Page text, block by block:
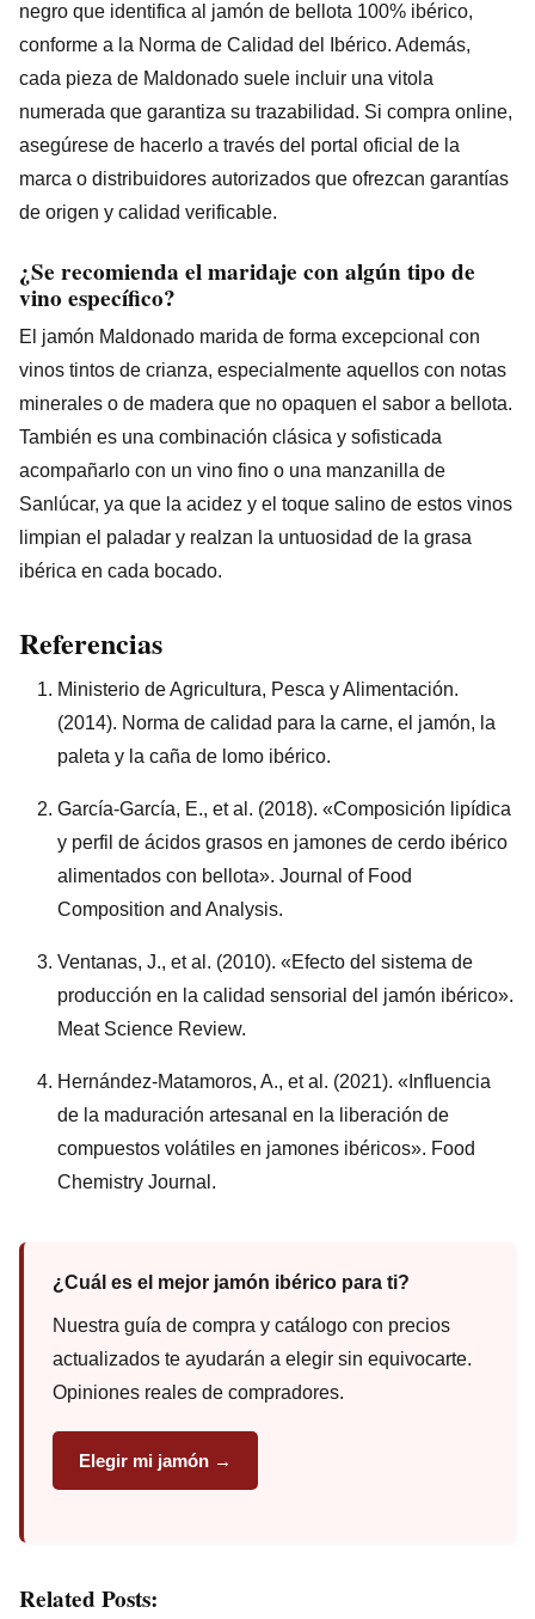
negro que identifica al jamón de bellota 100% ibérico,
conforme a la Norma de Calidad del Ibérico. Además,
cada pieza de Maldonado suele incluir una vitola
numerada que garantiza su trazabilidad. Si compra online,
asegúrese de hacerlo a través del portal oficial de la
marca o distribuidores autorizados que ofrezcan garantías
de origen y calidad verificable.
¿Se recomienda el maridaje con algún tipo de
vino específico?
El jamón Maldonado marida de forma excepcional con
vinos tintos de crianza, especialmente aquellos con notas
minerales o de madera que no opaquen el sabor a bellota.
También es una combinación clásica y sofisticada
acompañarlo con un vino fino o una manzanilla de
Sanlúcar, ya que la acidez y el toque salino de estos vinos
limpian el paladar y realzan la untuosidad de la grasa
ibérica en cada bocado.
Referencias
Ministerio de Agricultura, Pesca y Alimentación.
(2014). Norma de calidad para la carne, el jamón, la
paleta y la caña de lomo ibérico.
García-García, E., et al. (2018). «Composición lipídica
y perfil de ácidos grasos en jamones de cerdo ibérico
alimentados con bellota». Journal of Food
Composition and Analysis.
Ventanas, J., et al. (2010). «Efecto del sistema de
producción en la calidad sensorial del jamón ibérico».
Meat Science Review.
Hernández-Matamoros, A., et al. (2021). «Influencia
de la maduración artesanal en la liberación de
compuestos volátiles en jamones ibéricos». Food
Chemistry Journal.
¿Cuál es el mejor jamón ibérico para ti?
Nuestra guía de compra y catálogo con precios
actualizados te ayudarán a elegir sin equivocarte.
Opiniones reales de compradores.
Elegir mi jamón →
Related Posts: